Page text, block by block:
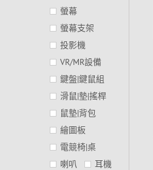
螢幕
螢幕支架
投影機
VR/MR設備
鍵盤|鍵鼠組
滑鼠|墊|搖桿
鼠墊|背包
繪圖板
電競椅|桌
喇叭
耳機